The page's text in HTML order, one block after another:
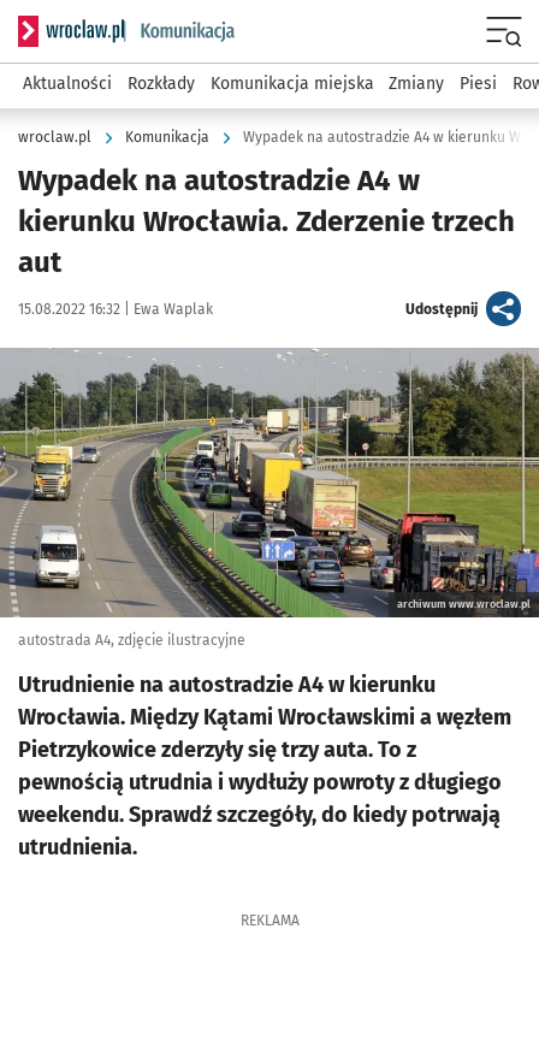
Serwis informacyjny wroclaw.pl podserwis: Komunikacja
Aktualności Rozkłady Komunikacja miejska Zmiany Piesi
wroclaw.pl Komunikacja Wypadek na autostradzie A4 w kierunku
Wypadek na autostradzie A4 w
kierunku Wrocławia. Zderzenie trzech
aut
Data publikacji:
15.08.2022 16:32 | Autor:
Ewa Waplak Udostępnijartykuł
Kliknij, aby powiększyć
archiwum www.wroclaw.pl
autostrada A4, zdjęcie ilustracyjne
Utrudnienie na autostradzie A4 w kierunku
Wrocławia. Między Kątami Wrocławskimi a węzłem
Pietrzykowice zderzyły się trzy auta. To z
pewnością utrudnia i wydłuży powroty z długiego
weekendu. Sprawdź szczegóły, do kiedy potrwają
utrudnienia.
REKLAMA